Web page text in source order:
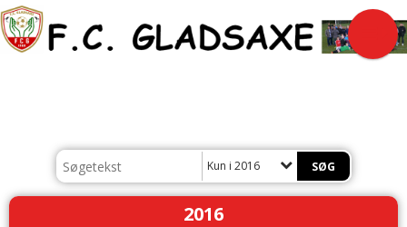
Kun i 2016
2016